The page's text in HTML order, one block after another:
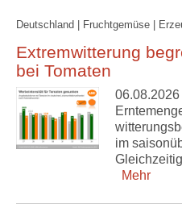
Deutschland | Fruchtgemüse |
Extremwitterung
bei Tomaten
im
Mehr